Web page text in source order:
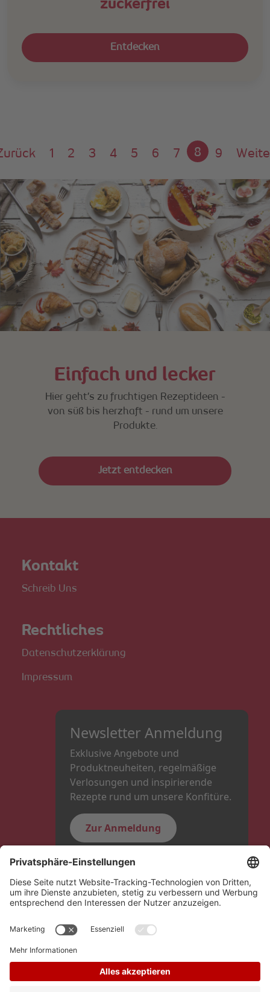
zuckerfrei
Entdecken
1 2 3 4 5 6 7 8 9
Einfach und lecker
Hier geht’s zu fruchtigen Rezeptideen -
von süß bis herzhaft - rund um unsere
Produkte.
Jetzt entdecken
Kontakt
Schreib Uns
Rechtliches
Datenschutzerklärung
Impressum
Newsletter Anmeldung
Exklusive Angebote und
Produktneuheiten, regelmäßige
Verlosungen und inspirierende
Rezepte rund um unsere Konfitüre.
Zur Anmeldung
Folge uns